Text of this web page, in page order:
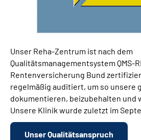
Unser Reha-Zentrum ist nach dem
Qualitätsmanagementsystem QMS-
Rentenversicherung Bund
regelmäßig auditiert, um so unsere
dokumentieren, beizubehalten und
Unsere Klinik wurde zuletzt im
Unser Qualitätsanspruch